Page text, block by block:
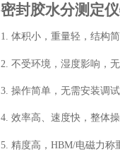
密封胶水分测定仪
1. 体积小，重量轻，结构简
2. 不受环境，湿度影响，无
3. 操作简单，无需安装调试
4. 效率高、速度快，整体操
5. 精度高，HBM/电磁力称